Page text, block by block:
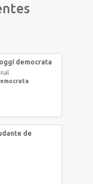
democrata
de